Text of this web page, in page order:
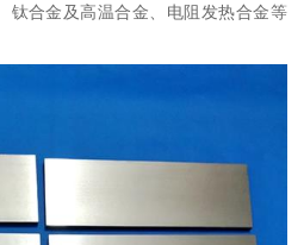
钛合金及高温合金、电阻发热合金等